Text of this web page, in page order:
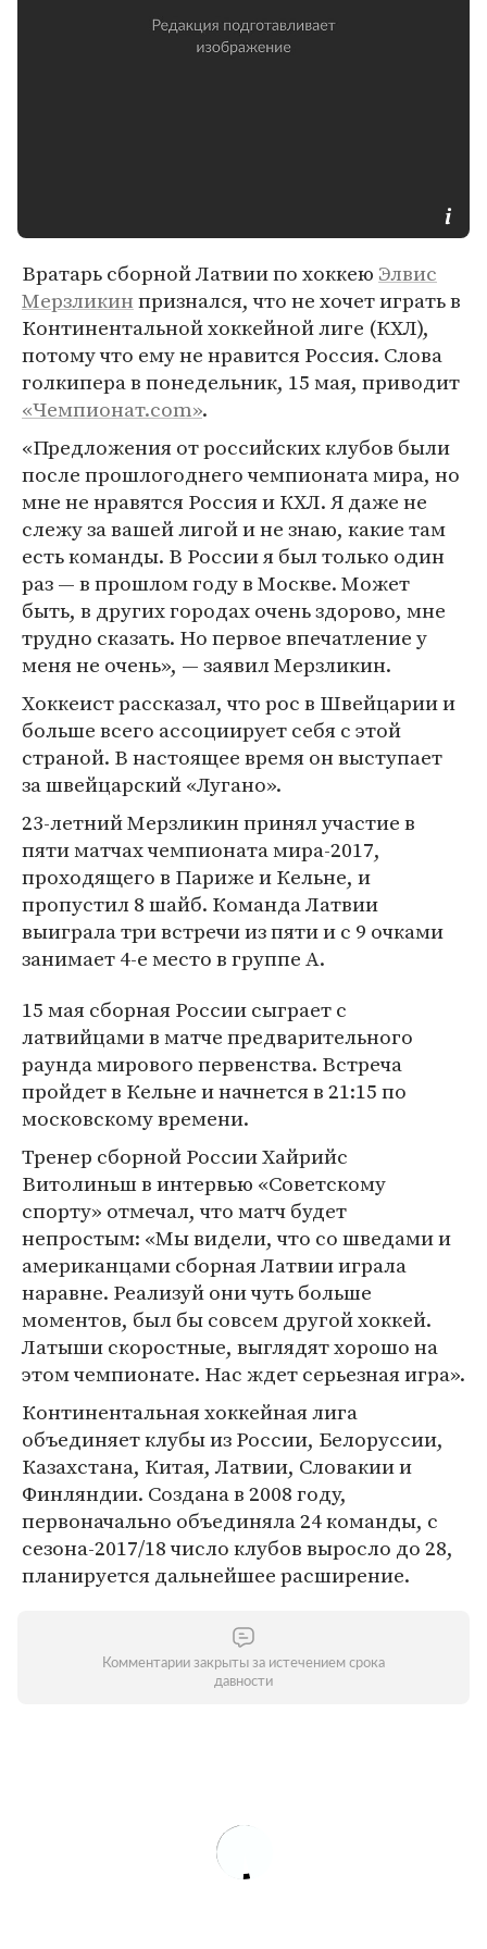
Вратарь сборной Латвии по хоккею Элвис
Мерзликинпризнался, что не хочет играть в
Континентальной хоккейной лиге (КХЛ),
потому что ему не нравится Россия. Слова
голкипера в понедельник, 15 мая, приводит
«Чемпионат.com».
«Предложения от российских клубов были
после прошлогоднего чемпионата мира, но
мне не нравятся Россия и КХЛ. Я даже не
слежу за вашей лигой и не знаю, какие там
есть команды. В России я был только один
раз — в прошлом году в Москве. Может
быть, в других городах очень здорово, мне
трудно сказать. Но первое впечатление у
меня не очень», — заявил Мерзликин.
Хоккеист рассказал, что рос в Швейцарии и
больше всего ассоциирует себя с этой
страной. В настоящее время он выступает
за швейцарский «Лугано».
23-летний Мерзликин принял участие в
пяти матчах чемпионата мира-2017,
проходящего в Париже и Кельне, и
пропустил 8 шайб. Команда Латвии
выиграла три встречи из пяти и с 9 очками
занимает 4-е место в группе А.
15 мая сборная России сыграет с
латвийцами в матче предварительного
раунда мирового первенства. Встреча
пройдет в Кельне и начнется в 21:15 по
московскому времени.
Тренер сборной России Хайрийс
Витолиньш в интервью «Советскому
спорту» отмечал, что матч будет
непростым: «Мы видели, что со шведами и
американцами сборная Латвии играла
наравне. Реализуй они чуть больше
моментов, был бы совсем другой хоккей.
Латыши скоростные, выглядят хорошо на
этом чемпионате. Нас ждет серьезная игра».
Континентальная хоккейная лига
объединяет клубы из России, Белоруссии,
Казахстана, Китая, Латвии, Словакии и
Финляндии. Создана в 2008 году,
первоначально объединяла 24 команды, с
сезона-2017/18 число клубов выросло до 28,
планируется дальнейшее расширение.
Комментарии закрыты за истечением срока
давности